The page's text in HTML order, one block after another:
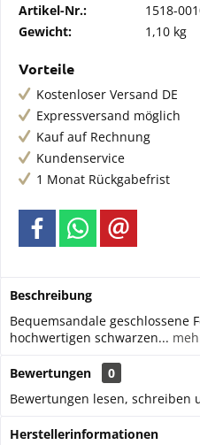
Artikel-Nr.:
1518-
Gewicht:
1,10 kg
Vorteile
Kostenloser Versand DE
Expressversand möglich
Kauf auf Rechnung
Kundenservice
1 Monat Rückgabefrist
Beschreibung
Bequemsandale geschlossene
hochwertigen schwarzen...
Bewertungen
0
Bewertungen lesen, schreiben
Herstellerinformationen